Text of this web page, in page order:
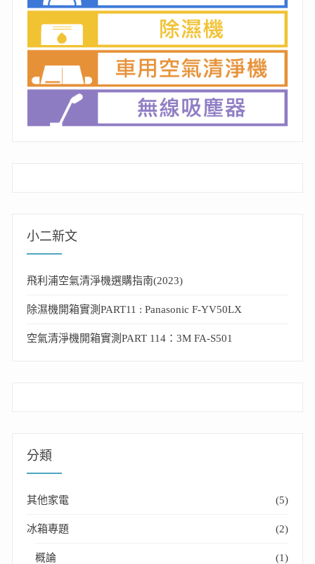
小二新文
飛利浦空氣清淨機選購指南(2023)
除濕機開箱實測PART11 : Panasonic F-YV50LX
空氣清淨機開箱實測PART 114：3M FA-S501
分類
其他家電 (5)
冰箱專題 (2)
概論 (1)